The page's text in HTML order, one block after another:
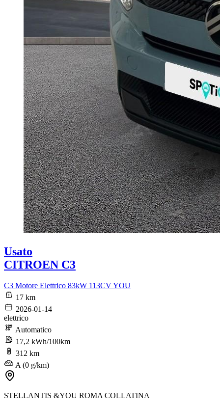
Usato
CITROEN C3
C3 Motore Elettrico 83kW 113CV YOU
17 km
2026-01-14
elettrico
Automatico
17,2 kWh/100km
312 km
A (0 g/km)
STELLANTIS &YOU ROMA COLLATINA